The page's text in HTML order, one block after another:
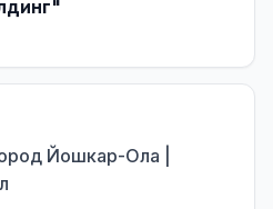
Йошкар-Ола |